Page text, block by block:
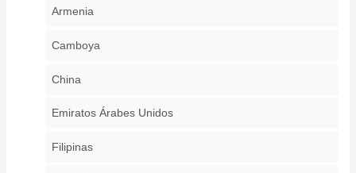
Armenia
Camboya
China
Emiratos Árabes Unidos
Filipinas